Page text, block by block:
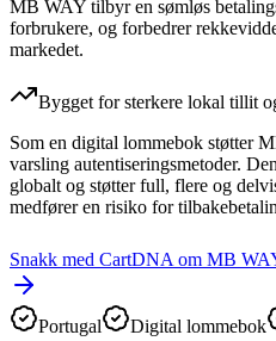
MB WAY tilbyr en sømløs
forbrukere, og forbedrer
markedet.
Bygget for sterkere lokal tillit
Som en digital lommebok støtter
varsling autentiseringsmetoder.
globalt og støtter full, flere og
medfører en risiko for
Snakk med CartDNA om MB
Portugal Digital lommebok